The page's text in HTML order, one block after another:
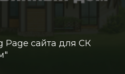
Page сайта для СК